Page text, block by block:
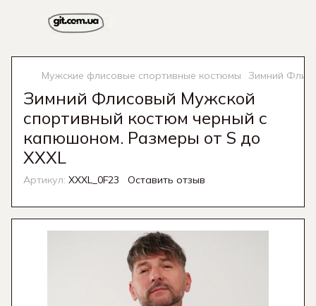
Мужские флисовые спортивные костюмы Зимний
Зимний Флисовый Мужской
спортивный костюм черный с
капюшоном. Размеры от S до
XXXL
Артикул: XXXL_0F23 Оставить отзыв